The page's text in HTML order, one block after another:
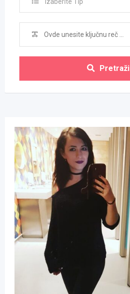
Izaberite Tip
Pretraži